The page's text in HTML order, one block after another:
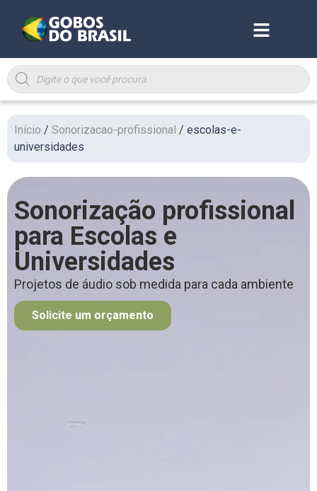
Início / Sonorizacao-profissional / escolas-e-
universidades
Sonorização profissional
para Escolas e
Universidades​
Projetos de áudio sob medida para cada ambiente
Solicite um orçamento